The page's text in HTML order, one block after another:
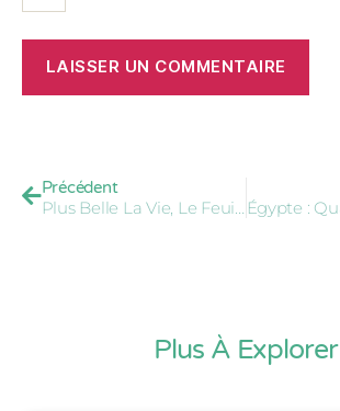
Précédent
Plus À Explorer